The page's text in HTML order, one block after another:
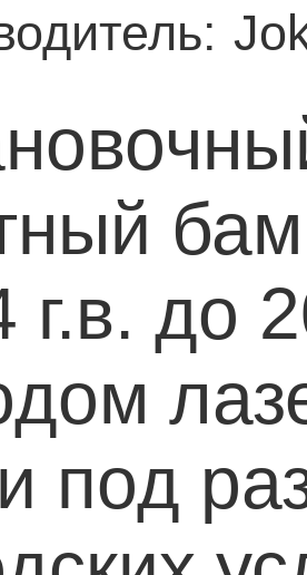
г.в. до
под